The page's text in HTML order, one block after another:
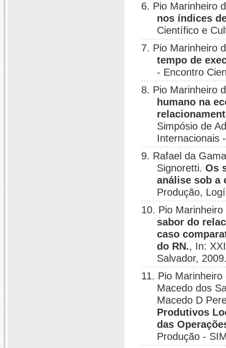
6. Pio Marinheiro
nos índices
Científico e
7. Pio Marinheiro
tempo de
- Encontro
8. Pio Marinheiro
humano na
Simpósio de
Internacionais
9. Rafael da
Signoretti.Os
análise sob a
Produção,
10. Pio
sabor do
caso
do RN., In:
Salvador,
11. Pio
Macedo dos
Macedo D
Produtivos
das
Produção -